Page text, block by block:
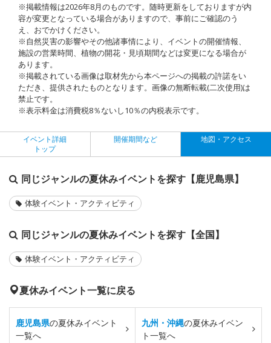
※掲載情報は2026年8月のものです。随時更新をしておりますが内
容が変更となっている場合がありますので、事前にご確認のう
え、おでかけください。
※自然災害の影響やその他諸事情により、イベントの開催情報、
施設の営業時間、植物の開花・見頃期間などは変更になる場合が
あります。
※掲載されている画像は取材先から本ページへの掲載の許諾をい
ただき、提供されたものとなります。画像の無断転載(二次使用)は
禁止です。
※表示料金は消費税8％ないし10％の内税表示です。
イベント詳細
トップ
開催期間など 地図・アクセス
同じジャンルの夏休みイベントを探す【鹿児島県】
体験イベント・アクティビティ
同じジャンルの夏休みイベントを探す【全国】
体験イベント・アクティビティ
夏休みイベント一覧に戻る
鹿児島県の夏休みイベント
一覧へ
九州・沖縄の夏休みイベン
ト一覧へ